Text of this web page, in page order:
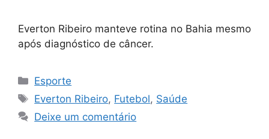
Everton Ribeiro manteve rotina no Bahia mesmo
após diagnóstico de câncer.
Categorias
Esporte
Tags
Everton Ribeiro, Futebol, Saúde
Deixe um comentário